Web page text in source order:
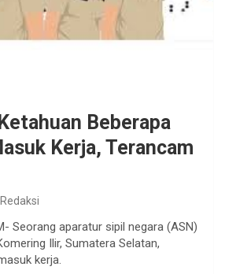
Beberapa
Kerja, Terancam
Redaksi
Seorang aparatur sipil negara (ASN)
Ilir, Sumatera Selatan,
kerja.